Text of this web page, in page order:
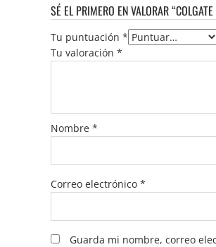
SÉ EL PRIMERO EN VALORAR
Tu puntuación *
Tu valoración *
Nombre *
Correo electrónico *
Guarda mi nombre, correo